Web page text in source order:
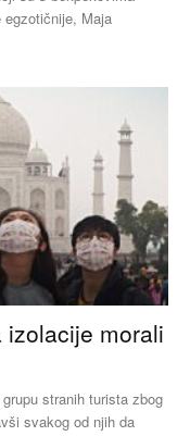
egzotičnije, Maja
morali
stranih turista zbog
svakog od njih da